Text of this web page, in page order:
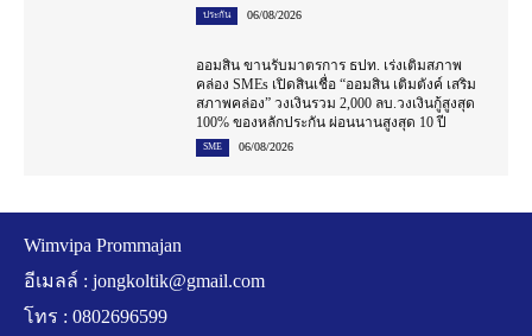
ประกัน 06/08/2026
ออมสิน ขานรับมาตรการ ธปท. เร่งเติมสภาพ
คล่อง SMEs เปิดสินเชื่อ “ออมสิน เติมตังค์ เสริม
สภาพคล่อง” วงเงินรวม 2,000 ลบ.วงเงินกู้สูงสุด
100% ของหลักประกัน ผ่อนนานสูงสุด 10 ปี
SME 06/08/2026
Wimvipa Prommajan
อีเมลล์ : jongkoltik@gmail.com
โทร : 0802696599